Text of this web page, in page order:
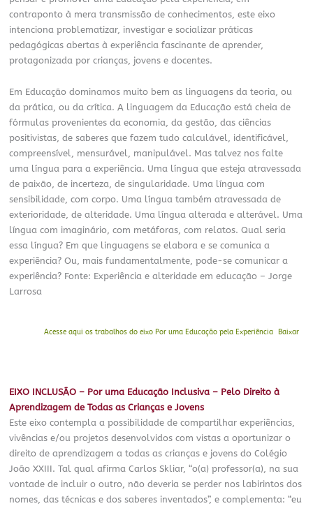
contraponto à mera transmissão de conhecimentos, este eixo
intenciona problematizar, investigar e socializar práticas
pedagógicas abertas à experiência fascinante de aprender,
protagonizada por crianças, jovens e docentes.
Em Educação dominamos muito bem as linguagens da teoria, ou
da prática, ou da crítica. A linguagem da Educação está cheia de
fórmulas provenientes da economia, da gestão, das ciências
positivistas, de saberes que fazem tudo calculável, identificável,
compreensível, mensurável, manipulável. Mas talvez nos falte
uma língua para a experiência. Uma língua que esteja atravessada
de paixão, de incerteza, de singularidade. Uma língua com
sensibilidade, com corpo. Uma língua também atravessada de
exterioridade, de alteridade. Uma língua alterada e alterável. Uma
língua com imaginário, com metáforas, com relatos. Qual seria
essa língua? Em que linguagens se elabora e se comunica a
experiência? Ou, mais fundamentalmente, pode-se comunicar a
experiência? Fonte: Experiência e alteridade em educação – Jorge
Larrosa
Acesse aqui os trabalhos do eixo Por uma Educação pela Experiência Baixar
EIXO INCLUSÃO– Por uma Educação Inclusiva – Pelo Direito à
Aprendizagem de Todas as Crianças e Jovens
Este eixo contempla a possibilidade de compartilhar experiências,
vivências e/ou projetos desenvolvidos com vistas a oportunizar o
direito de aprendizagem a todas as crianças e jovens do Colégio
João XXIII. Tal qual afirma Carlos Skliar, “o(a) professor(a), na sua
vontade de incluir o outro, não deveria se perder nos labirintos dos
nomes, das técnicas e dos saberes inventados”, e complementa: “eu